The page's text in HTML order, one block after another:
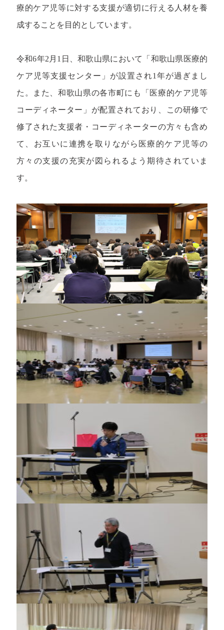
療的ケア児等に対する支援が適切に行える人材を養
成することを目的としています。
令和6年2月1日、和歌山県において「和歌山県医療的
ケア児等支援センター」が設置され1年が過ぎまし
た。また、和歌山県の各市町にも「医療的ケア児等
コーディネーター」が配置されており、この研修で
修了された支援者・コーディネーターの方々も含め
て、お互いに連携を取りながら医療的ケア児等の
方々の支援の充実が図られるよう期待されていま
す。